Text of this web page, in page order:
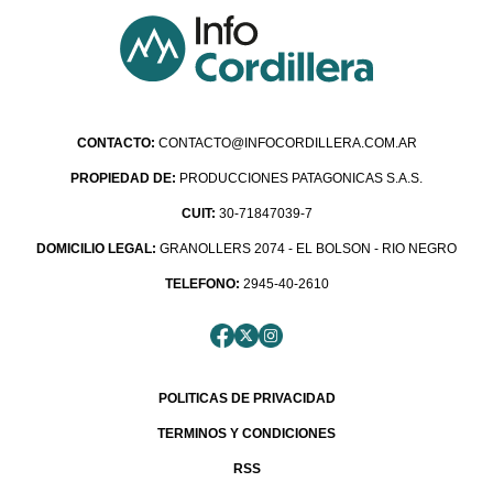
CONTACTO: CONTACTO@INFOCORDILLERA.COM.AR
PROPIEDAD DE: PRODUCCIONES PATAGONICAS S.A.S.
CUIT: 30-71847039-7
DOMICILIO LEGAL: GRANOLLERS 2074 - EL BOLSON - RIO NEGRO
TELEFONO: 2945-40-2610
POLITICAS DE PRIVACIDAD
TERMINOS Y CONDICIONES
RSS